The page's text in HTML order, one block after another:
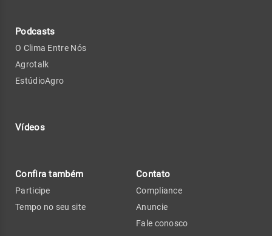
Podcasts
O Clima Entre Nós
Agrotalk
EstúdioAgro
Vídeos
Confira também
Participe
Tempo no seu site
Contato
Compliance
Anuncie
Fale conosco